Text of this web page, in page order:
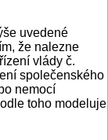
uvedené
že nalezne
vlády č.
společenského
nemocí
toho modeluje